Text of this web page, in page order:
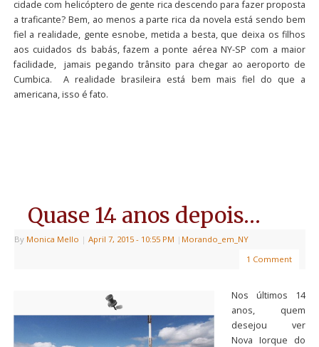
cidade com helicóptero de gente rica descendo para fazer proposta
a traficante? Bem, ao menos a parte rica da novela está sendo bem
fiel a realidade, gente esnobe, metida a besta, que deixa os filhos
aos cuidados ds babás, fazem a ponte aérea NY-SP com a maior
facilidade, jamais pegando trânsito para chegar ao aeroporto de
Cumbica. A realidade brasileira está bem mais fiel do que a
americana, isso é fato.
Quase 14 anos depois…
By Monica Mello | April 7, 2015 - 10:55 PM | Morando_em_NY
1 Comment
Nos últimos 14
anos, quem
desejou ver
Nova Iorque do